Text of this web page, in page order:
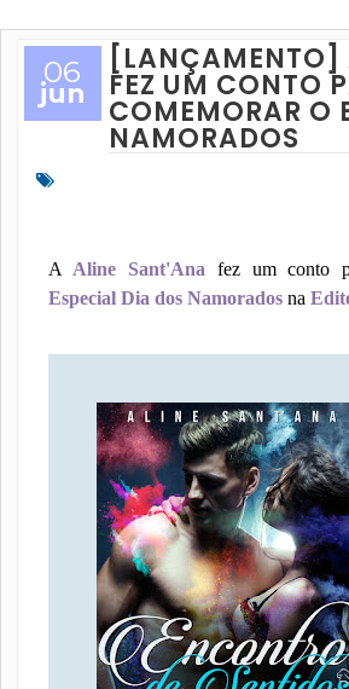
06
jun
[LANÇAMENTO]
FEZ UM CONTO
COMEMORAR O
NAMORADOS
A Aline Sant'Ana fez um conto
Especial Dia dos Namoradosna